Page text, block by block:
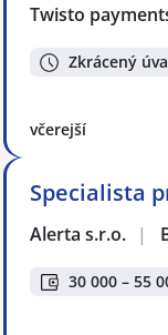
Twisto
Zkrácený
včerejší
Specialista
Alerta s.r.o. |
30 000 – 55